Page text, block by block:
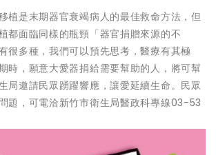
植是末期器官衰竭病人的最佳救命方法，但
都面臨同樣的瓶頸「器官捐贈來源的不
很多種，我們可以預先思考，醫療有其極
時，願意大愛器捐給需要幫助的人，將可幫
局邀請民眾踴躍響應，讓愛延續生命。民眾
題，可電洽新竹市衛生局醫政科專線03-53